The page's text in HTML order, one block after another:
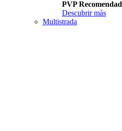
PVP
Descubrir más
Multistrada